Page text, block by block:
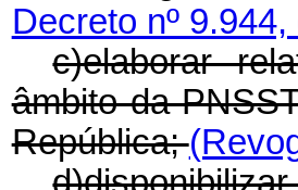
Decreto nº
c)elaborar
âmbito da
República;